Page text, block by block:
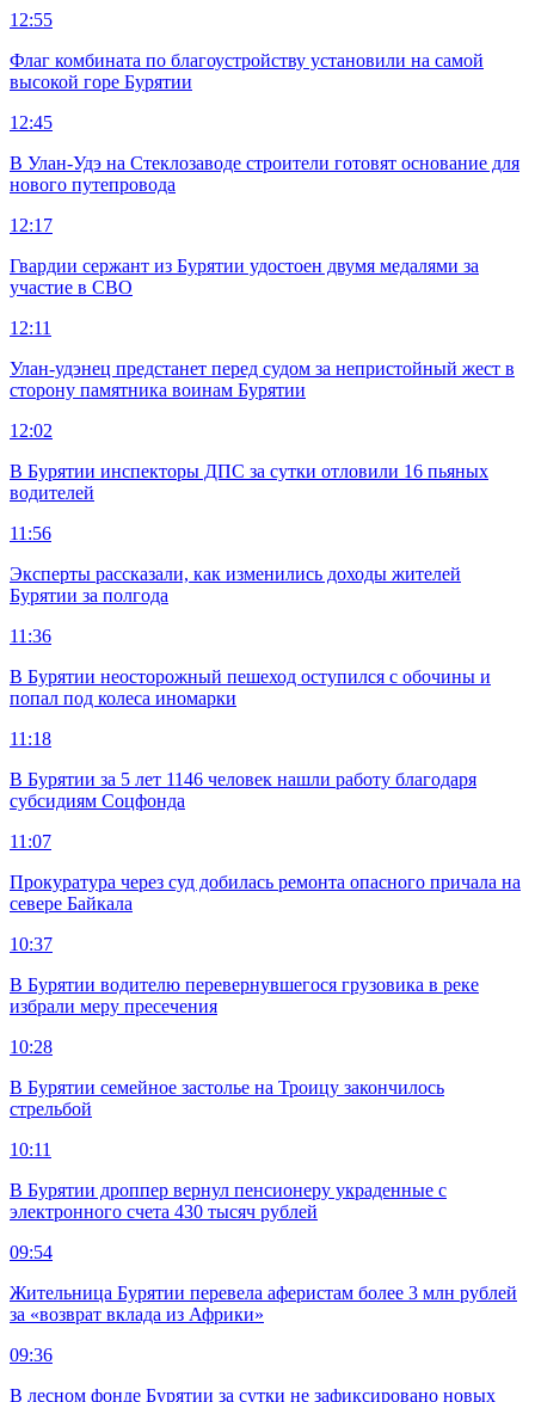
12:55
Флаг комбината по благоустройству установили на самой
высокой горе Бурятии
12:45
В Улан-Удэ на Стеклозаводе строители готовят основание для
нового путепровода
12:17
Гвардии сержант из Бурятии удостоен двумя медалями за
участие в СВО
12:11
Улан-удэнец предстанет перед судом за непристойный жест в
сторону памятника воинам Бурятии
12:02
В Бурятии инспекторы ДПС за сутки отловили 16 пьяных
водителей
11:56
Эксперты рассказали, как изменились доходы жителей
Бурятии за полгода
11:36
В Бурятии неосторожный пешеход оступился с обочины и
попал под колеса иномарки
11:18
В Бурятии за 5 лет 1146 человек нашли работу благодаря
субсидиям Соцфонда
11:07
Прокуратура через суд добилась ремонта опасного причала на
севере Байкала
10:37
В Бурятии водителю перевернувшегося грузовика в реке
избрали меру пресечения
10:28
В Бурятии семейное застолье на Троицу закончилось
стрельбой
10:11
В Бурятии дроппер вернул пенсионеру украденные с
электронного счета 430 тысяч рублей
09:54
Жительница Бурятии перевела аферистам более 3 млн рублей
за «возврат вклада из Африки»
09:36
В лесном фонде Бурятии за сутки не зафиксировано новых